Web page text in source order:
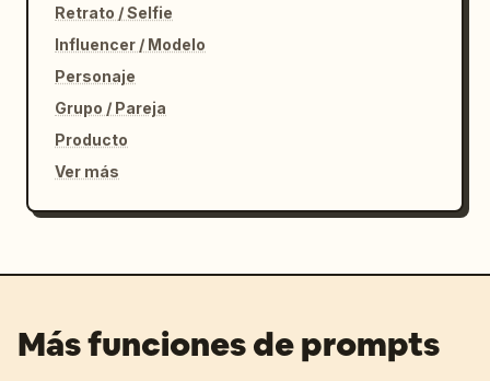
Retrato / Selfie
Influencer / Modelo
Personaje
Grupo / Pareja
Producto
Ver más
Más funciones de prompts